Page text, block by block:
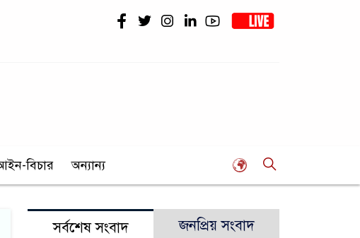
বিচার অন্যান্য
সর্বশেষ সংবাদ জনপ্রিয় সংবাদ